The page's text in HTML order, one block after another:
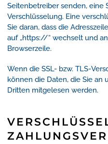
Seitenbetreiber senden, eine
Verschlüsselung. Eine
Sie daran, dass die
auf „https://“ wechselt und
Browserzeile.
Wenn die SSL- bzw. TLS-
können die Daten, die Sie an
Dritten mitgelesen werden.